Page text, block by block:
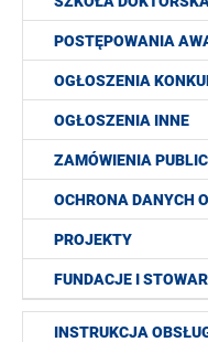
POSTĘPOWANIA
OGŁOSZENIA
OGŁOSZENIA INNE
ZAMÓWIENIA
OCHRONA DANYCH
PROJEKTY
FUNDACJE I
INSTRUKCJA